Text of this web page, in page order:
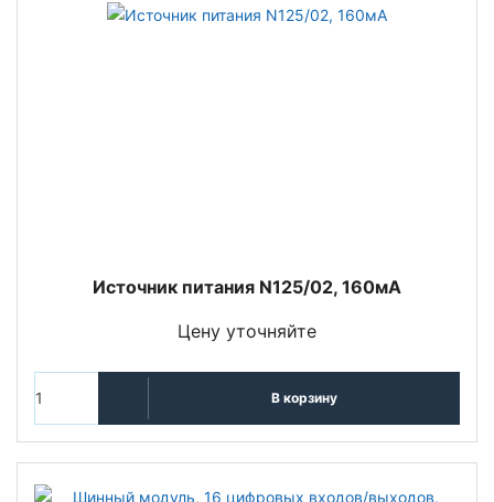
Источник питания N125/02, 160мA
Цену уточняйте
В корзину